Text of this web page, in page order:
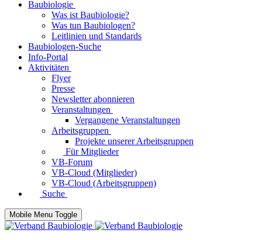
Baubiologie
Was ist Baubiologie?
Was tun Baubiologen?
Leitlinien und Standards
Baubiologen-Suche
Info-Portal
Aktivitäten
Flyer
Presse
Newsletter abonnieren
Veranstaltungen
Vergangene Veranstaltungen
Arbeitsgruppen
Projekte unserer Arbeitsgruppen
Für Mitglieder
VB-Forum
VB-Cloud (Mitglieder)
VB-Cloud (Arbeitsgruppen)
Suche
Mobile Menu Toggle